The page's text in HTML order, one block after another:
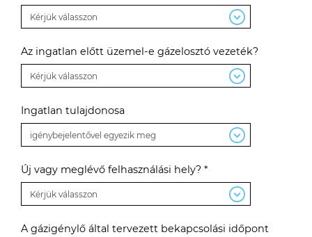
Az ingatlan előtt üzemel-e gázelosztó vezeték?
Ingatlan tulajdonosa
Új vagy meglévő felhasználási hely? *
A gázigénylő által tervezett bekapcsolási időpont